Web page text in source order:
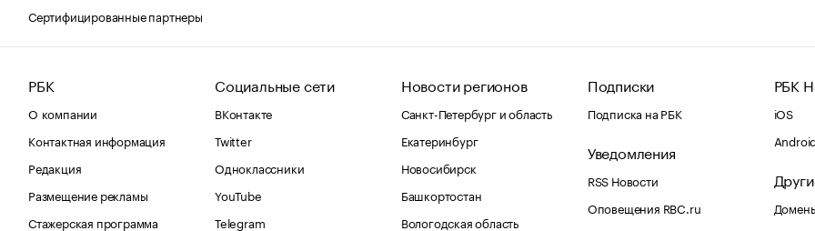
Сертифицированные партнеры
РБК
О компании
Контактная информация
Редакция
Размещение рекламы
Стажерская программа
Социальные сети
ВКонтакте
Twitter
Одноклассники
YouTube
Telegram
Новости регионов
Санкт-Петербург и область
Екатеринбург
Новосибирск
Башкортостан
Вологодская область
Подписки
Подписка на РБК
Уведомления
RSS Новости
Оповещения RBC.ru
РБК
iOS